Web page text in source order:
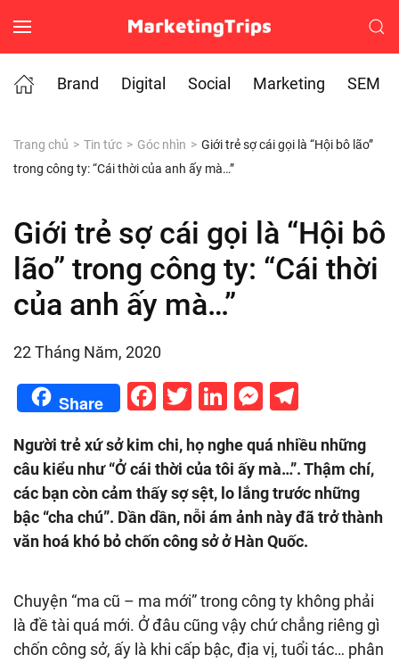
Skip to main content
Brand
Digital Social Marketing SEM
Trang chủ Tin tức Góc nhìn
Giới trẻ sợ cái gọi là “Hội bô lão”
trong công ty: “Cái thời của anh ấy mà…”
Giới trẻ sợ cái gọi là “Hội bô
lão” trong công ty: “Cái thời
của anh ấy mà…”
22 Tháng Năm, 2020
Share Facebook
Twitter
LinkedIn
Người trẻ xứ sở kim chi, họ nghe quá nhiều những
câu kiểu như “Ở cái thời của tôi ấy mà…”. Thậm chí,
các bạn còn cảm thấy sợ sệt, lo lắng trước những
bậc “cha chú”. Dần dần, nỗi ám ảnh này đã trở thành
văn hoá khó bỏ chốn công sở ở Hàn Quốc.
Chuyện “ma cũ – ma mới” trong công ty không phải
là đề tài quá mới. Ở đâu cũng vậy chứ chẳng riêng gì
chốn công sở, ấy là khi cấp bậc, địa vị, tuổi tác… phân